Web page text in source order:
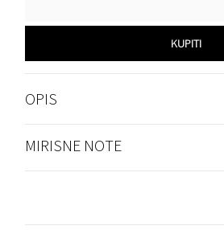
KUPITI
OPIS
MIRISNE NOTE